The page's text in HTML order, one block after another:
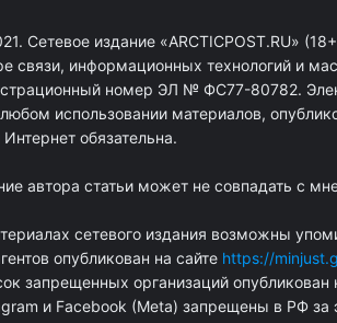
Сетевое издание «ARCTICPOST.RU»
связи, информационных технологий и
номер ЭЛ № ФС77-80782.
использовании материалов,
Интернет обязательна.
автора статьи может не совпадать с
сетевого издания возможны
опубликован на сайте https://
запрещенных организаций опубликован
и Facebook (Metа) запрещены в РФ за